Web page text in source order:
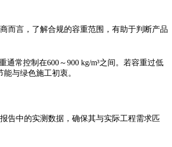
而言，了解合规的容重范围，有助于判断产品
常控制在600～900 kg/m³之间。若容重过低
与绿色施工初衷。
告中的实测数据，确保其与实际工程需求匹